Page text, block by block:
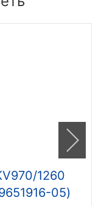
1260
05)